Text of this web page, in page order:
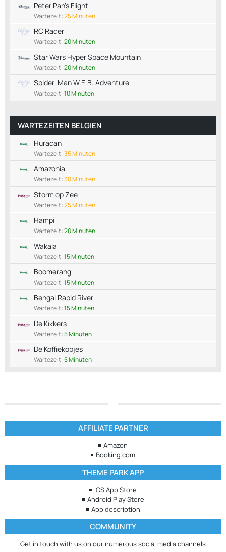
Peter Pan's Flight
Wartezeit:25 Minuten
RC Racer
Wartezeit:20 Minuten
Star Wars Hyper Space Mountain
Wartezeit:20 Minuten
Spider-Man W.E.B. Adventure
Wartezeit:10 Minuten
WARTEZEITEN BELGIEN
Huracan
Wartezeit:35 Minuten
Amazonia
Wartezeit:30 Minuten
Storm op Zee
Wartezeit:25 Minuten
Hampi
Wartezeit:20 Minuten
Wakala
Wartezeit:15 Minuten
Boomerang
Wartezeit:15 Minuten
Bengal Rapid River
Wartezeit:15 Minuten
De Kikkers
Wartezeit:5 Minuten
De Koffiekopjes
Wartezeit:5 Minuten
AFFILIATE PARTNER
Amazon
Booking.com
THEME PARK APP
iOS App Store
Android Play Store
App description
COMMUNITY
Get in touch with us on our numerous social media channels